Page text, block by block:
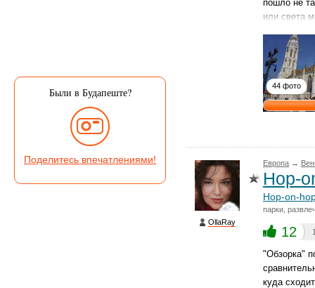
Были в Будапеште?
Поделитесь впечатлениями!
пошло не
или света
44 фото
OllaRay
Европа →
Hop-
Hop-on-
парки,
12
"Обзорка"
куда